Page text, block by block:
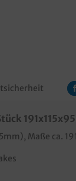
), Maße ca.